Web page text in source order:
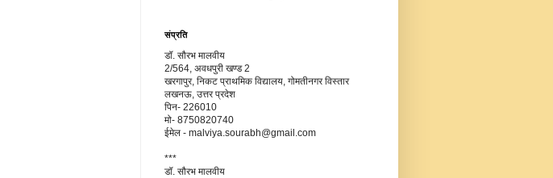
संप्रति
डॉ. सौरभ मालवीय
2/564, अवधपुरी खण्ड 2
खरगापुर, निकट प्राथमिक विद्यालय, गोमतीनगर विस्तार
लखनऊ, उत्तर प्रदेश
पिन- 226010
मो- 8750820740
ईमेल - malviya.sourabh@gmail.com
***
डॉ. सौरभ मालवीय